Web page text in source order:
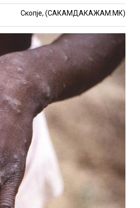
Скопје, (САКАМДАКАЖАМ.МК)